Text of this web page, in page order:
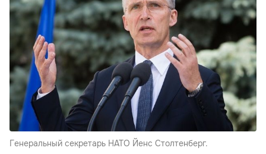
Генеральный секретарь НАТО Йенс Столтенберг.